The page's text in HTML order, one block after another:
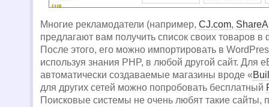
Многие рекламодатели (например, CJ.com,
предлагают вам получить список своих товаров
После этого, его можно импортировать в
используя знания PHP, в любой другой сайт. Для
автоматически создаваемые магазины вроде «
для других сетей можно попробовать бесплатный
Поисковые системы не очень любят такие сайты,